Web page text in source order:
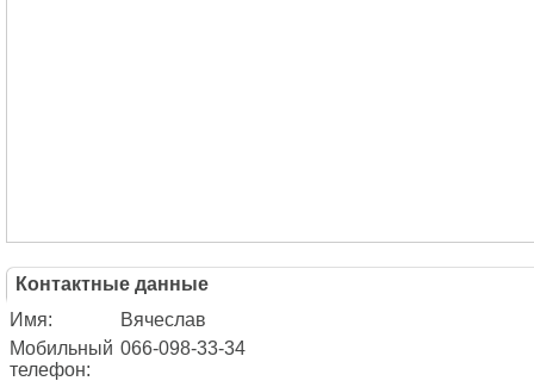
Контактные данные
Имя:
Вячеслав
Мобильный
телефон:
066-098-33-34